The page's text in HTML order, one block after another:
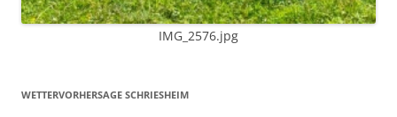
IMG_2576.jpg
WETTERVORHERSAGE SCHRIESHEIM